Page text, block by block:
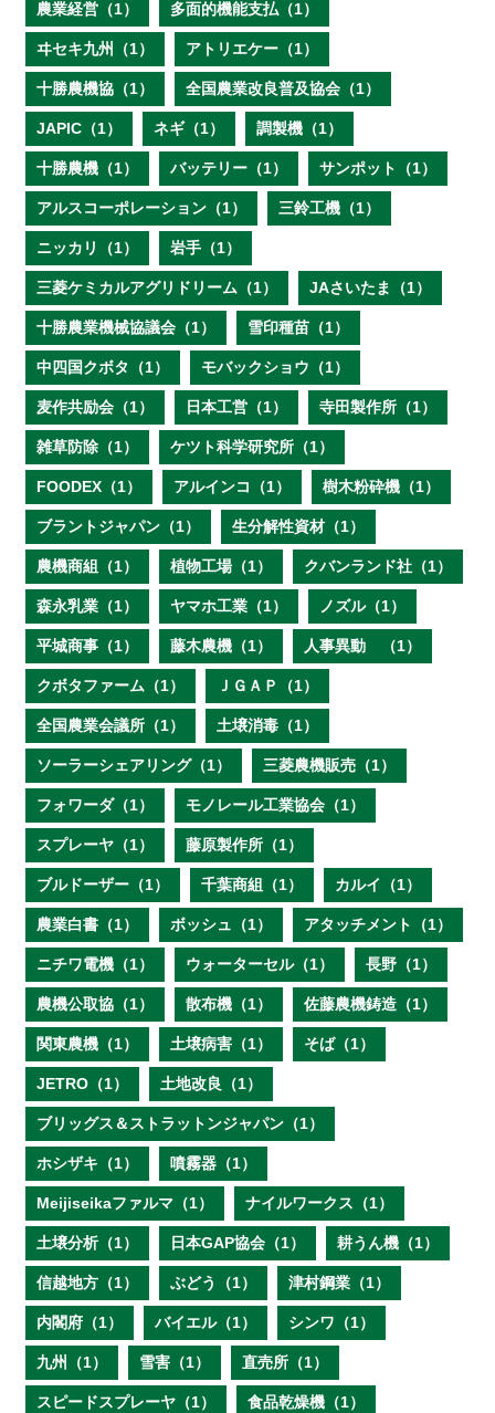
農業経営（1） 多面的機能支払（1）
ヰセキ九州（1） アトリエケー（1）
十勝農機協（1） 全国農業改良普及協会（1）
JAPIC（1） ネギ（1） 調製機（1）
十勝農機（1） バッテリー（1） サンポット（1）
アルスコーポレーション（1） 三鈴工機（1）
ニッカリ（1） 岩手（1）
三菱ケミカルアグリドリーム（1） JAさいたま（1）
十勝農業機械協議会（1） 雪印種苗（1）
中四国クボタ（1） モバックショウ（1）
麦作共励会（1） 日本工営（1） 寺田製作所（1）
雑草防除（1） ケツト科学研究所（1）
FOODEX（1） アルインコ（1） 樹木粉砕機（1）
ブラントジャパン（1） 生分解性資材（1）
農機商組（1） 植物工場（1） クバンランド社（1）
森永乳業（1） ヤマホ工業（1） ノズル（1）
平城商事（1） 藤木農機（1） 人事異動 （1）
クボタファーム（1） ＪＧＡＰ（1）
全国農業会議所（1） 土壌消毒（1）
ソーラーシェアリング（1） 三菱農機販売（1）
フォワーダ（1） モノレール工業協会（1）
スプレーヤ（1） 藤原製作所（1）
ブルドーザー（1） 千葉商組（1） カルイ（1）
農業白書（1） ボッシュ（1） アタッチメント（1）
ニチワ電機（1） ウォーターセル（1） 長野（1）
農機公取協（1） 散布機（1） 佐藤農機鋳造（1）
関東農機（1） 土壌病害（1） そば（1）
JETRO（1） 土地改良（1）
ブリッグス＆ストラットンジャパン（1）
ホシザキ（1） 噴霧器（1）
Meijiseikaファルマ（1） ナイルワークス（1）
土壌分析（1） 日本GAP協会（1） 耕うん機（1）
信越地方（1） ぶどう（1） 津村鋼業（1）
内閣府（1） バイエル（1） シンワ（1）
九州（1） 雪害（1） 直売所（1）
スピードスプレーヤ（1） 食品乾燥機（1）